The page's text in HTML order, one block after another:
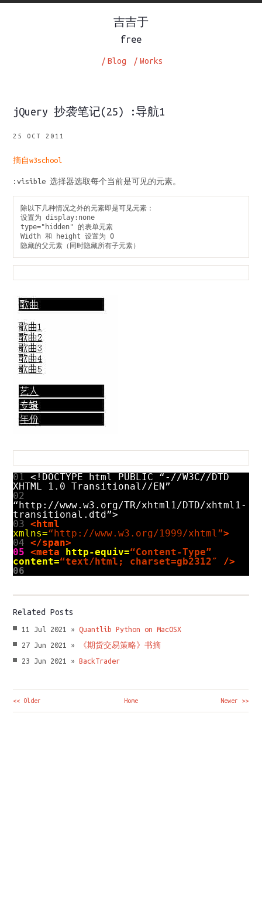
吉吉于
free
Blog
/ Works
/
jQuery 抄袭笔记(25) :导航1
25 OCT 2011
摘自w3school
:visible 选择器选取每个当前是可见的元素。
除以下几种情况之外的元素即是可见元素：
设置为 display:none
type="hidden" 的表单元素
Width 和 height 设置为 0
隐藏的父元素（同时隐藏所有子元素）
01
<!DOCTYPE html PUBLIC “-//W3C//DTD
XHTML 1.0 Transitional//EN”
02
“http://www.w3.org/TR/xhtml1/DTD/xhtml1-
transitional.dtd”>
03
<html
xmlns=“http://www.w3.org/1999/xhtml”>
04
</span>
05
<meta http-equiv=“Content-Type”
content=“text/html; charset=gb2312″
/>
06
Related Posts
11 Jul 2021 »
Quantlib Python on MacOSX
27 Jun 2021 »
《期货交易策略》书摘
23 Jun 2021 »
BackTrader
<< Older Home Newer >>